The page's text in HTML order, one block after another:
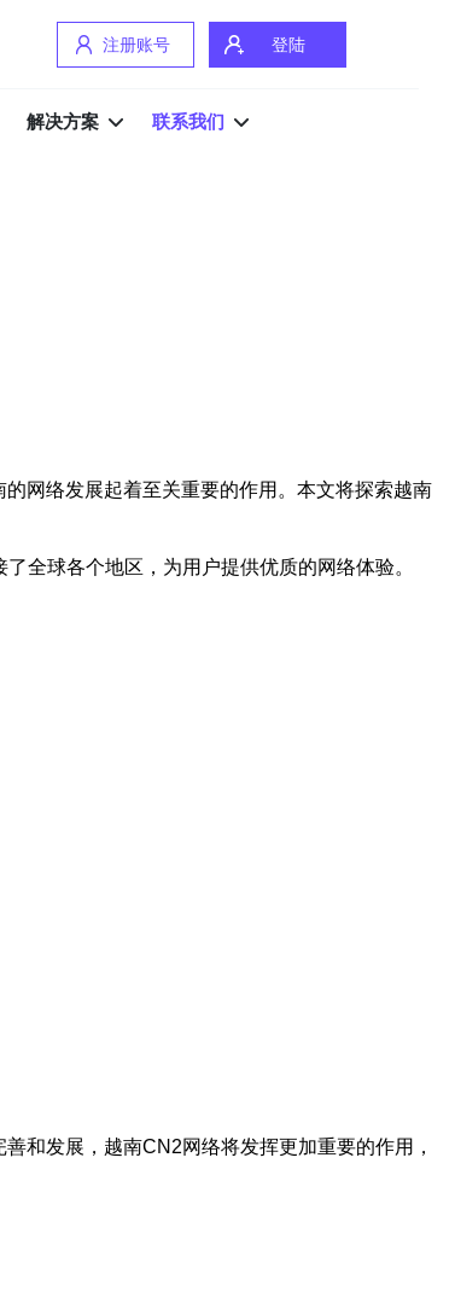
注册账号 登陆
解决方案 联系我们
网络发展起着至关重要的作用。本文将探索越南
全球各个地区，为用户提供优质的网络体验。
和发展，越南CN2网络将发挥更加重要的作用，